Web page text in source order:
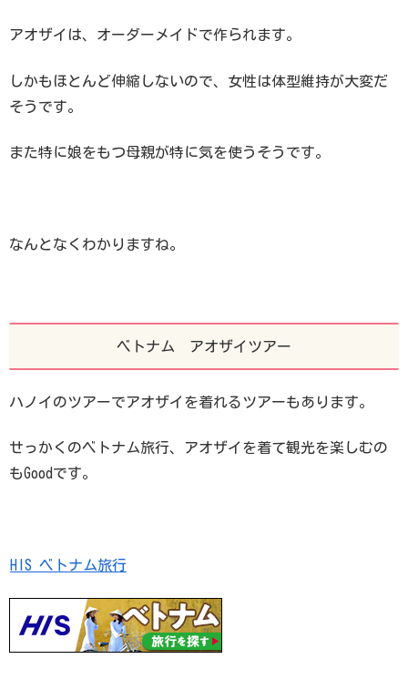
アオザイは、オーダーメイドで作られます。
しかもほとんど伸縮しないので、女性は体型維持が大変だ
そうです。
また特に娘をもつ母親が特に気を使うそうです。
なんとなくわかりますね。
ベトナム アオザイツアー
ハノイのツアーでアオザイを着れるツアーもあります。
せっかくのベトナム旅行、アオザイを着て観光を楽しむの
もGoodです。
HIS ベトナム旅行